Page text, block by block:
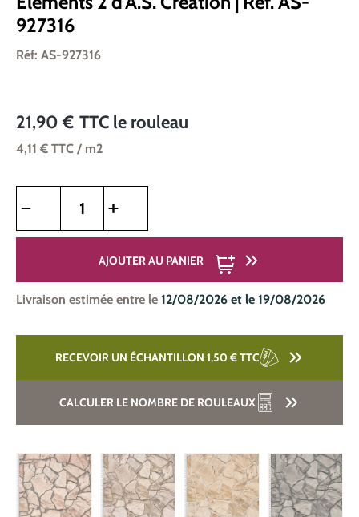
927316
Réf: AS-927316
21,90 € TTC le rouleau
4,11 € TTC / m2
AJOUTER AU PANIER
Livraison estimée entre le 12/08/2026 et le 19/08/2026
RECEVOIR UN ÉCHANTILLON 1,50 €TTC
CALCULER LE NOMBRE DE ROULEAUX